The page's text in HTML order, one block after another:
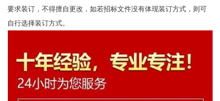
要求装订，不得擅自更改，如若招标文件没有体现装订方式，则可
自行选择装订方式。